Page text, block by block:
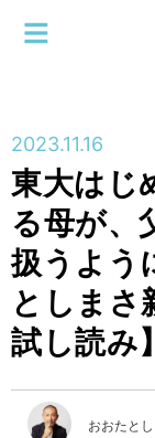
2023.11.16
東大はじ
る母が、
扱うよう
としまさ
試し読み】
おおたと